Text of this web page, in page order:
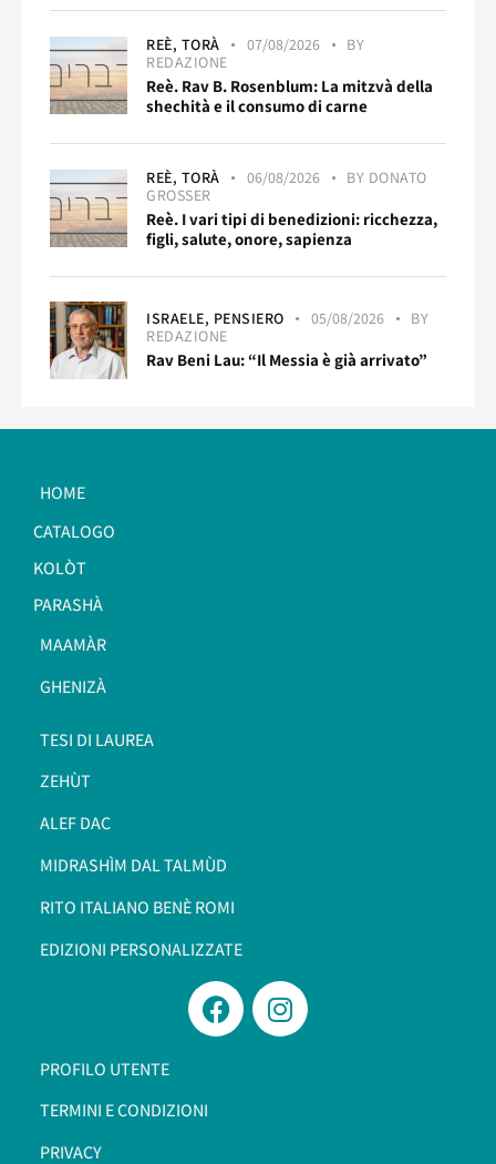
REÈ, TORÀ 07/08/2026
BY
REDAZIONE
Reè. Rav B. Rosenblum: La mitzvà della
shechità e il consumo di carne
REÈ, TORÀ 06/08/2026 BY DONATO
GROSSER
Reè. I vari tipi di benedizioni: ricchezza,
figli, salute, onore, sapienza
ISRAELE, PENSIERO 05/08/2026
BY
REDAZIONE
Rav Beni Lau: “Il Messia è già arrivato”
HOME
CATALOGO
KOLÒT
PARASHÀ
MAAMÀR
GHENIZÀ
TESI DI LAUREA
ZEHÙT
ALEF DAC
MIDRASHÌM DAL TALMÙD
RITO ITALIANO BENÈ ROMI​
EDIZIONI PERSONALIZZATE
PROFILO UTENTE
TERMINI E CONDIZIONI
PRIVACY